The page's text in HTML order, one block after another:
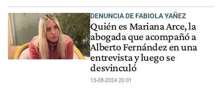
DENUNCIA DE FABIOLA YAÑEZ
Quién es Mariana Arce, la
abogada que acompañó a
Alberto Fernández en una
entrevista y luego se
desvinculó
13-08-2024 20:01